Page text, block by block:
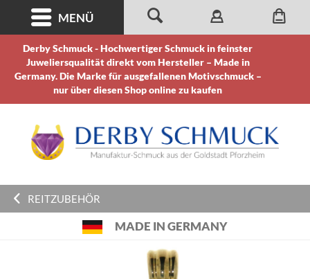
Derby Schmuck - Hochwertiger Schmuck in feinster
Juweliersqualität direkt vom Hersteller – Made in
Germany. Die Marke für ausgefallenen Motivschmuck –
nur über diesen Shop online zu kaufen
MENÜ
REITZUBEHÖR
MADE IN GERMANY